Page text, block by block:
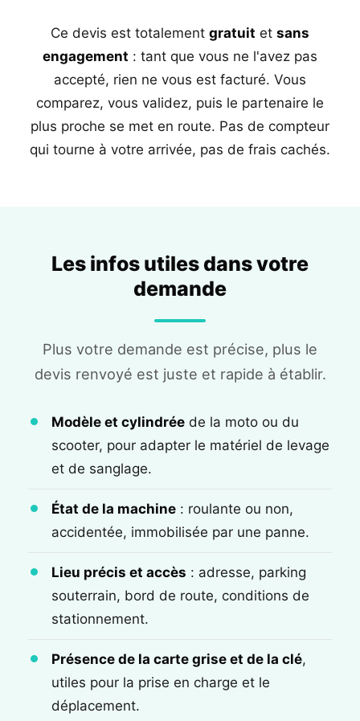
Ce devis est totalement gratuit et sans
engagement : tant que vous ne l'avez pas
accepté, rien ne vous est facturé. Vous
comparez, vous validez, puis le partenaire le
plus proche se met en route. Pas de compteur
qui tourne à votre arrivée, pas de frais cachés.
Les infos utiles dans votre
demande
Plus votre demande est précise, plus le
devis renvoyé est juste et rapide à établir.
Modèle et cylindrée de la moto ou du
scooter, pour adapter le matériel de levage
et de sanglage.
État de la machine : roulante ou non,
accidentée, immobilisée par une panne.
Lieu précis et accès : adresse, parking
souterrain, bord de route, conditions de
stationnement.
Présence de la carte grise et de la clé,
utiles pour la prise en charge et le
déplacement.